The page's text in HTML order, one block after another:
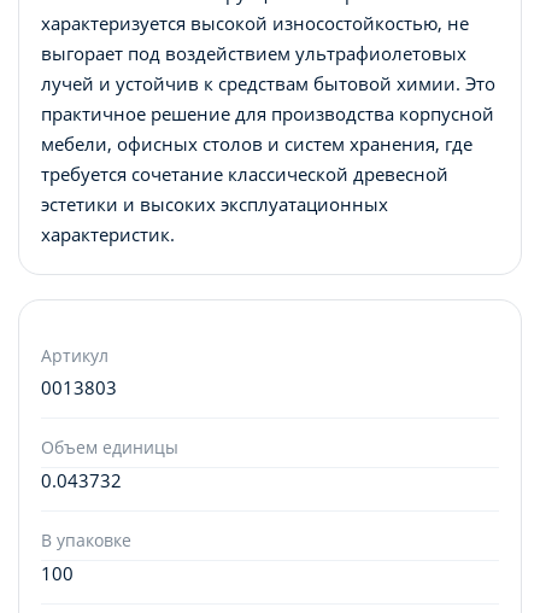
характеризуется высокой износостойкостью, не
выгорает под воздействием ультрафиолетовых
лучей и устойчив к средствам бытовой химии. Это
практичное решение для производства корпусной
мебели, офисных столов и систем хранения, где
требуется сочетание классической древесной
эстетики и высоких эксплуатационных
характеристик.
Артикул
0013803
Объем единицы
0.043732
В упаковке
100